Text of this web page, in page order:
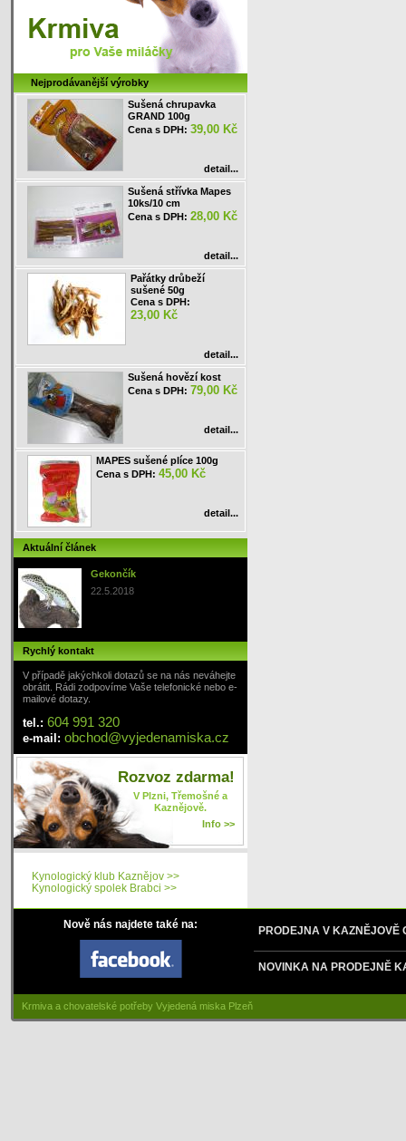
Nejprodávanější výrobky
Sušená chrupavka
GRAND 100g
Cena s DPH: 39,00 Kč
detail...
Sušená střívka Mapes
10ks/10 cm
Cena s DPH: 28,00 Kč
detail...
Pařátky drůbeží
sušené 50g
Cena s DPH:
23,00 Kč
detail...
Sušená hovězí kost
Cena s DPH: 79,00 Kč
detail...
MAPES sušené plíce 100g
Cena s DPH: 45,00 Kč
detail...
Aktuální článek
Gekončík
22.5.2018
Rychlý kontakt
V případě jakýchkoli dotazů se na nás neváhejte
obrátit. Rádi zodpovíme Vaše telefonické nebo e-
mailové dotazy.
tel.: 604 991 320
e-mail: obchod@vyjedenamiska.cz
Rozvoz zdarma!
V Plzni, Třemošné a
Kaznějově.
Info >>
Kynologický klub Kaznějov >>
Kynologický spolek Brabci >>
Nově nás najdete také na: PRODEJNA V KAZNĚJOVĚ
NOVINKA NA PRODEJNĚ
Krmiva a chovatelské potřeby Vyjedená miska Plzeň